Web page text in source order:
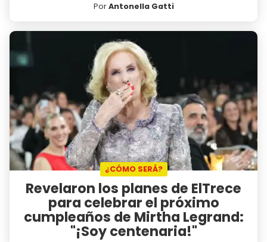
PorAntonella Gatti
¿CÓMO SERÁ?
Revelaron los planes de ElTrece
para celebrar el próximo
cumpleaños de Mirtha Legrand:
"¡Soy centenaria!"